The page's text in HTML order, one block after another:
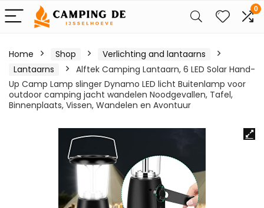
0
Home Shop
Verlichting and lantaarns
Lantaarns
Alftek Camping Lantaarn, 6 LED Solar Hand-
Up Camp Lamp slinger Dynamo LED licht Buitenlamp voor
outdoor camping jacht wandelen Noodgevallen, Tafel,
Binnenplaats, Vissen, Wandelen en Avontuur